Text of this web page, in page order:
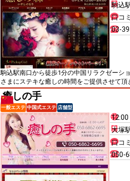
駒込
口コ
03-
駒込駅南口から徒歩1分の中国リラクゼーシ
さまにステキな癒しの時間をご提供させて頂
癒しの手
一般エステ 中国式エステ 店舗型
12:00
大塚
口コ
050-